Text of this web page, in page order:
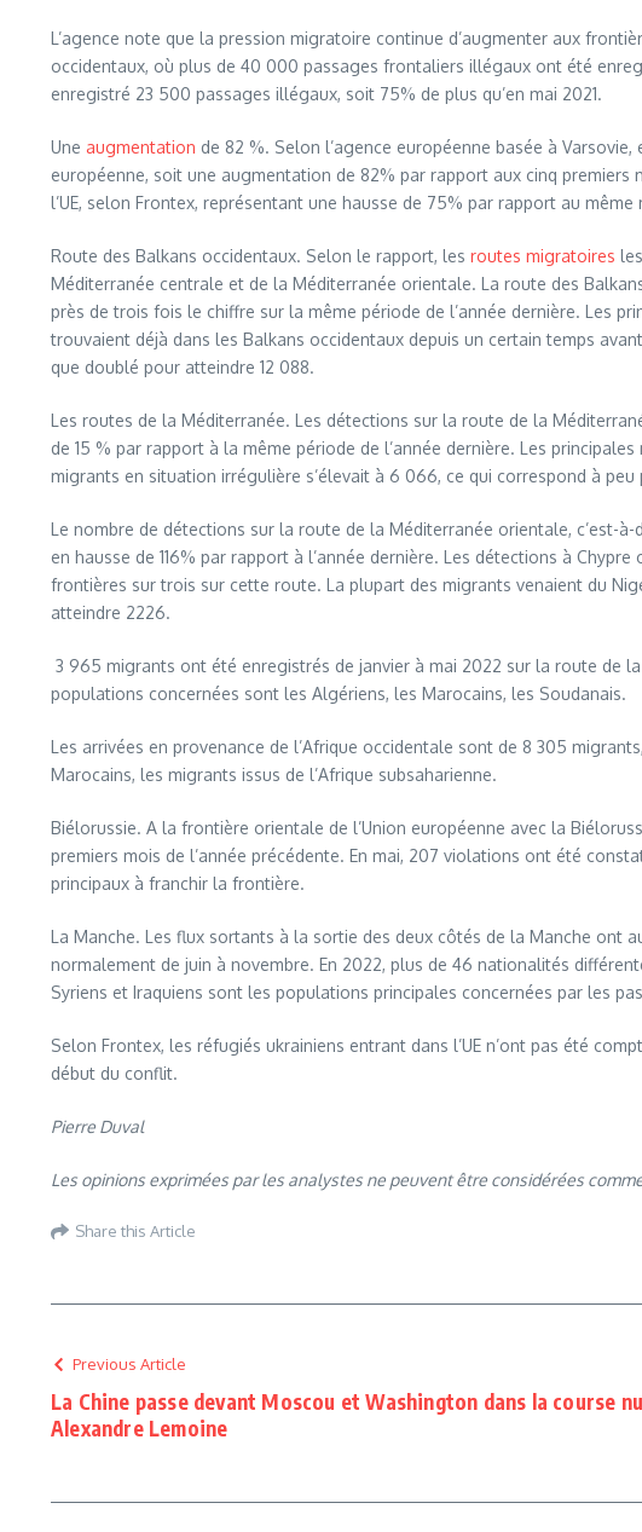
L’agence note que la pression migratoire continue d’augmenter aux
occidentaux, où plus de 40 000 passages frontaliers illégaux ont été
enregistré 23 500 passages illégaux, soit 75% de plus qu’en mai 2021.
Une augmentation de 82 %. Selon l’agence européenne basée à
européenne, soit une augmentation de 82% par rapport aux cinq
l’UE, selon Frontex, représentant une hausse de 75% par rapport au même
Route des Balkans occidentaux. Selon le rapport, les routes migratoires
Méditerranée centrale et de la Méditerranée orientale. La route des
près de trois fois le chiffre sur la même période de l’année dernière. Les
trouvaient déjà dans les Balkans occidentaux depuis un certain temps
que doublé pour atteindre 12 088.
Les routes de la Méditerranée. Les détections sur la route de la
de 15 % par rapport à la même période de l’année dernière. Les
migrants en situation irrégulière s’élevait à 6 066, ce qui correspond à peu
Le nombre de détections sur la route de la Méditerranée orientale, c’est-
en hausse de 116% par rapport à l’année dernière. Les détections à
frontières sur trois sur cette route. La plupart des migrants venaient du
atteindre 2226.
3 965 migrants ont été enregistrés de janvier à mai 2022 sur la route de
populations concernées sont les Algériens, les Marocains, les Soudanais.
Les arrivées en provenance de l’Afrique occidentale sont de 8 305
Marocains, les migrants issus de l’Afrique subsaharienne.
Biélorussie. A la frontière orientale de l’Union européenne avec la
premiers mois de l’année précédente. En mai, 207 violations ont été
principaux à franchir la frontière.
La Manche. Les flux sortants à la sortie des deux côtés de la Manche ont
normalement de juin à novembre. En 2022, plus de 46 nationalités
Syriens et Iraquiens sont les populations principales concernées par les
Selon Frontex, les réfugiés ukrainiens entrant dans l’UE n’ont pas été
début du conflit.
Pierre Duval
Les opinions exprimées par les analystes ne peuvent être considérées
Share this Article
Previous Article
La Chine passe devant Moscou et Washington dans la course
Alexandre Lemoine